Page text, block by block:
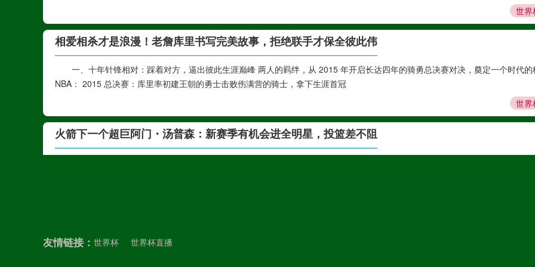
世界
相爱相杀才是浪漫！老詹库里书写完美故事，拒绝联手才保全彼此伟
一、十年针锋相对：踩着对方，逼出彼此生涯巅峰 两人的羁绊，从 2015 年开启长达四年的骑勇总决赛对决，奠定一个时代的
NBA： 2015 总决赛：库里率初建王朝的勇士击败伤满营的骑士，拿下生涯首冠
世界
火箭下一个超巨阿门・汤普森：新赛季有机会进全明星，投篮差不阻
友情链接： 世界杯 世界杯直播